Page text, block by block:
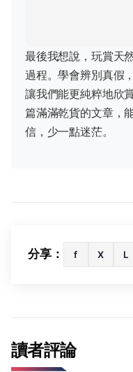
最後我想說，玩賞天
過程。學會辨別真假
讓我們能更純粹地欣
篇滿滿乾貨的文章，
信，少一點迷茫。
分享： f X L
讀者評論